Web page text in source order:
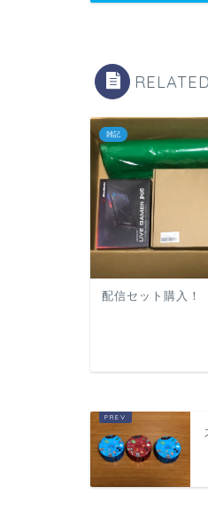
雑記
配信セット購入！